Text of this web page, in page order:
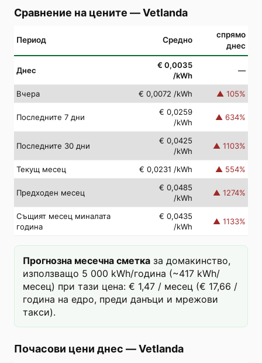
Сравнение на цените —Vetlanda
Период Средно
спрямо
днес
Днес
€ 0,0035
/kWh
—
Вчера € 0,0072 /kWh ▲ 105%
Последните 7 дни
€ 0,0259
/kWh
▲ 634%
Последните 30 дни
€ 0,0425
/kWh
▲ 1103%
Текущ месец € 0,0231 /kWh ▲ 554%
Предходен месец
€ 0,0485
/kWh
▲ 1274%
Същият месец миналата
година
€ 0,0435
/kWh
▲ 1133%
Прогнозна месечна сметка за домакинство,
използващо 5 000 kWh/година (~417 kWh/
месец) при тази цена: € 1,47 / месец (€ 17,66 /
година на едро, преди данъци и мрежови
такси).
Почасови цени днес —Vetlanda